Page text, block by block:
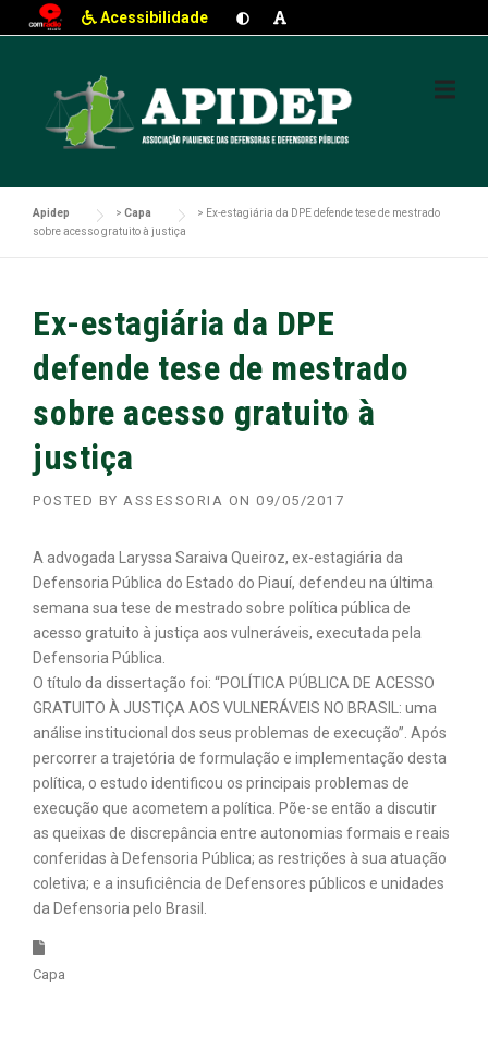
Acessibilidade
Apidep > Capa > Ex-estagiária da DPE defende tese de mestrado
sobre acesso gratuito à justiça
Ex-estagiária da DPE
defende tese de mestrado
sobre acesso gratuito à
justiça
POSTED BY ASSESSORIA ON 09/05/2017
A advogada Laryssa Saraiva Queiroz, ex-estagiária da
Defensoria Pública do Estado do Piauí, defendeu na última
semana sua tese de mestrado sobre política pública de
acesso gratuito à justiça aos vulneráveis, executada pela
Defensoria Pública.
O título da dissertação foi: “POLÍTICA PÚBLICA DE ACESSO
GRATUITO À JUSTIÇA AOS VULNERÁVEIS NO BRASIL: uma
análise institucional dos seus problemas de execução”. Após
percorrer a trajetória de formulação e implementação desta
política, o estudo identificou os principais problemas de
execução que acometem a política. Põe-se então a discutir
as queixas de discrepância entre autonomias formais e reais
conferidas à Defensoria Pública; as restrições à sua atuação
coletiva; e a insuficiência de Defensores públicos e unidades
da Defensoria pelo Brasil.
Capa